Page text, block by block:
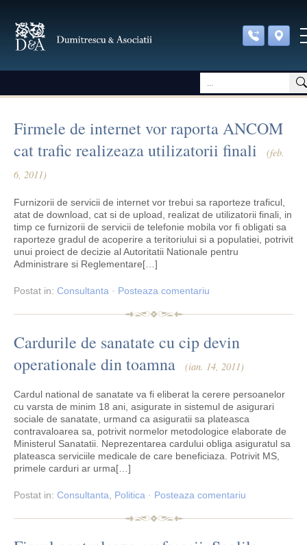
Firmele de internet vor raporta ANCOM
cat trafic realizeaza utilizatorii finali
(feb.
6, 2011)
Furnizorii de servicii de internet vor trebui sa raporteze traficul,
atat de download, cat si de upload, realizat de utilizatorii finali, in
timp ce furnizorii de servicii de telefonie mobila vor fi obligati sa
raporteze gradul de acoperire a teritoriului si a populatiei, potrivit
unui proiect de decizie al Autoritatii Nationale pentru
Administrare si Reglementare[…]
Postat in: Consultanta · Posteaza comentariu
Cardurile de sanatate cu cip devin
operationale din toamna
(ian. 14, 2011)
Cardul national de sanatate va fi eliberat la cerere persoanelor
cu varsta de minim 18 ani, asigurate in sistemul de asigurari
sociale de sanatate, urmand ca asiguratii sa plateasca
contravaloarea sa, potrivit normelor metodologice elaborate de
Ministerul Sanatatii. Neprezentarea cardului obliga asiguratul sa
plateasca serviciile medicale de care beneficiaza. Potrivit MS,
primele carduri ar urma[…]
Postat in: Consultanta Politica · Posteaza comentariu